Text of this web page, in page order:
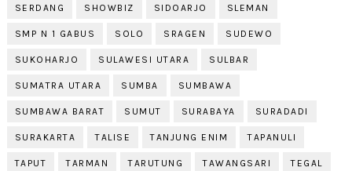
SERDANG SHOWBIZ SIDOARJO SLEMAN
SMP N 1 GABUS SOLO SRAGEN SUDEWO
SUKOHARJO SULAWESI UTARA SULBAR
SUMATRA UTARA SUMBA SUMBAWA
SUMBAWA BARAT SUMUT SURABAYA SURADADI
SURAKARTA TALISE TANJUNG ENIM TAPANULI
TAPUT TARMAN TARUTUNG TAWANGSARI TEGAL